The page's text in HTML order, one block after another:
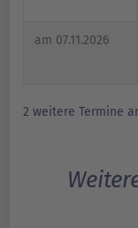
am 07.11.2026
2 weitere Termine